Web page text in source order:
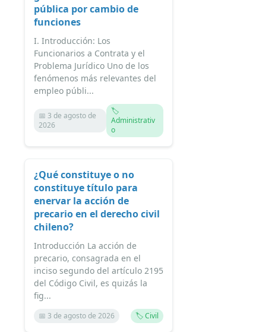
pública por cambio de
funciones
I. Introducción: Los
Funcionarios a Contrata y el
Problema Jurídico Uno de los
fenómenos más relevantes del
empleo públi...
📅 3 de agosto de
2026
🏷️
Administrativ
o
¿Qué constituye o no
constituye título para
enervar la acción de
precario en el derecho civil
chileno?
Introducción La acción de
precario, consagrada en el
inciso segundo del artículo 2195
del Código Civil, es quizás la
fig...
📅 3 de agosto de 2026 🏷️ Civil